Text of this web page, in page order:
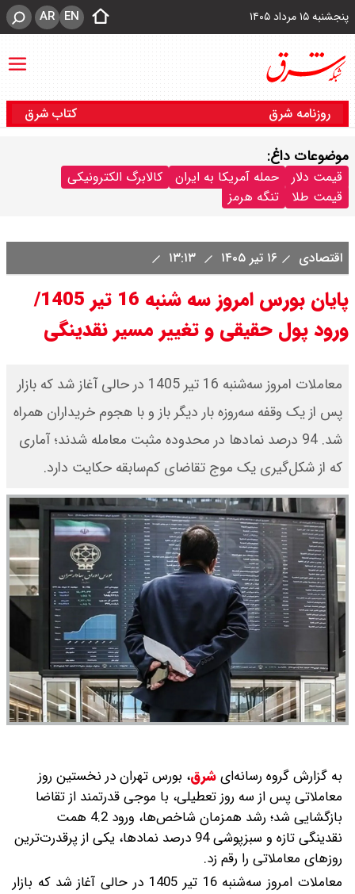
پنجشنبه ۱۵ مرداد ۱۴۰۵ EN
AR
روزنامه شرق کتاب شرق
موضوعات داغ:
قیمت دلار حمله آمریکا به ایران
کالابرگ الکترونیکی
قیمت طلا
تنگه هرمز
اقتصادی ۱۶ تیر ۱۴۰۵
پایان بورس امروز سه شنبه 16 تیر 1405/
ورود پول حقیقی و تغییر مسیر نقدینگی
معاملات امروز سه‌شنبه 16 تیر 1405 در حالی آغاز شد که بازار
پس از یک وقفه سه‌روزه بار دیگر باز و با هجوم خریداران همراه
شد. 94 درصد نمادها در محدوده مثبت معامله شدند؛ آماری
که از شکل‌گیری یک موج تقاضای کم‌سابقه حکایت دارد.
به گزارش گروه رسانه‌ایشرق، بورس تهران در نخستین روز
معاملاتی پس از سه روز تعطیلی، با موجی قدرتمند از تقاضا
بازگشایی شد؛ رشد همزمان شاخص‌ها، ورود 4.2 همت
نقدینگی تازه و سبزپوشی 94 درصد نمادها، یکی از پرقدرت‌ترین
روزهای معاملاتی را رقم زد.
معاملات امروز سه‌شنبه 16 تیر 1405 در حالی آغاز شد که بازار